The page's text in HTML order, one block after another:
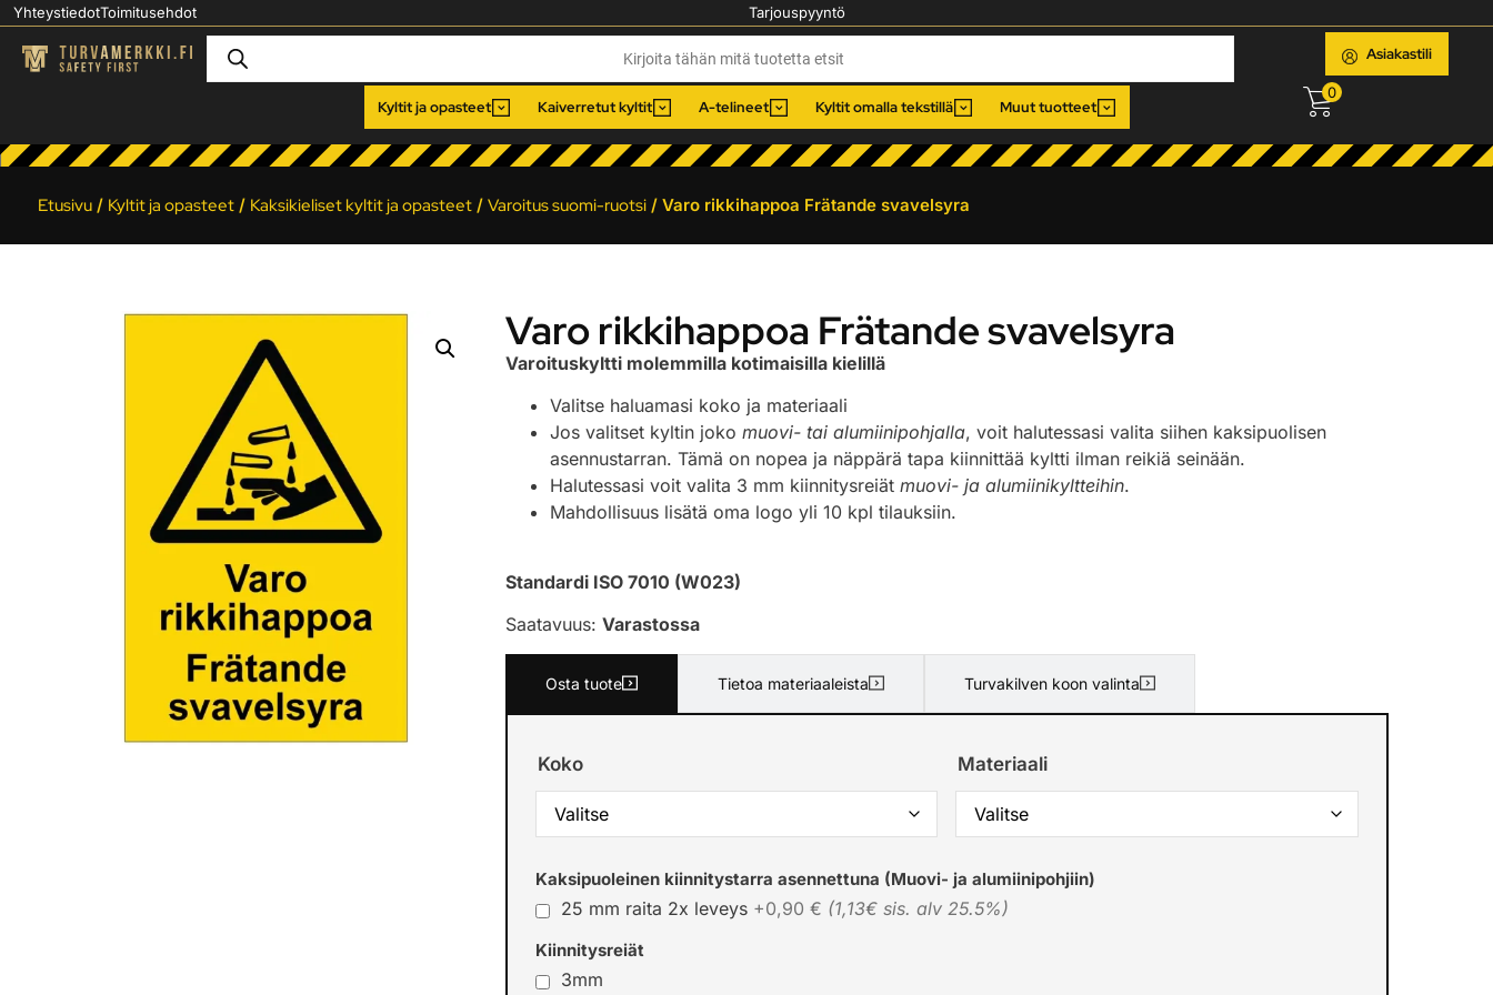
YhteystiedotToimitusehdot Tarjouspyyntö
Kyltit ja opasteet Kaiverretut kyltit A-telineet Kyltit omalla tekstillä Muut tuotteet
Asiakastili
0
Etusivu/ Kyltit ja opasteet/ Kaksikieliset kyltit ja opasteet/ Varoitus suomi-ruotsi/ Varo rikkihappoa Frätande svavelsyra
Varo rikkihappoa Frätande svavelsyra
Varoituskyltti molemmilla kotimaisilla kielillä
Valitse haluamasi koko ja materiaali
Jos valitset kyltin joko muovi- tai alumiinipohjalla, voit halutessasi valita siihen kaksipuolisen
asennustarran. Tämä on nopea ja näppärä tapa kiinnittää kyltti ilman reikiä seinään.
Halutessasi voit valita 3 mm kiinnitysreiät muovi- ja alumiinikyltteihin.
Mahdollisuus lisätä oma logo yli 10 kpl tilauksiin.
Standardi ISO 7010 (W023)
Saatavuus: Varastossa
Osta tuote Tietoa materiaaleista Turvakilven koon valinta
Koko Materiaali
Kaksipuoleinen kiinnitystarra asennettuna (Muovi- ja alumiinipohjiin)
25 mm raita 2x leveys +0,90 € (1,13€ sis. alv 25.5%)
Kiinnitysreiät
3mm